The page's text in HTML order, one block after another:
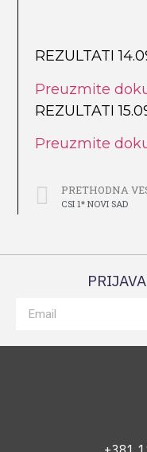
REZULTATI
Preuzmite
REZULTATI
Preuzmite
PRETHODNA
CSI 1* NOVI SAD